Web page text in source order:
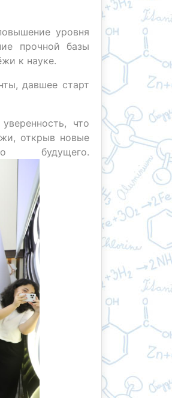
уровня
прочной базы
к науке.
давшее старт
что
открыв новые
будущего.